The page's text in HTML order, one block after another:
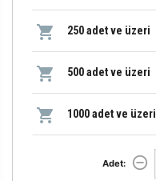
250 adet ve üzeri
500 adet ve üzeri
1000 adet ve üzeri
Adet: